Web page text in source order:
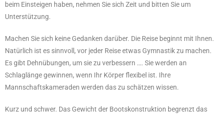
beim Einsteigen haben, nehmen Sie sich Zeit und bitten Sie um
Unterstützung.
Machen Sie sich keine Gedanken darüber. Die Reise beginnt mit Ihnen.
Natürlich ist es sinnvoll, vor jeder Reise etwas Gymnastik zu machen.
Es gibt Dehnübungen, um sie zu verbessern …. Sie werden an
Schlaglänge gewinnen, wenn Ihr Körper flexibel ist. Ihre
Mannschaftskameraden werden das zu schätzen wissen.
Kurz und schwer. Das Gewicht der Bootskonstruktion begrenzt das